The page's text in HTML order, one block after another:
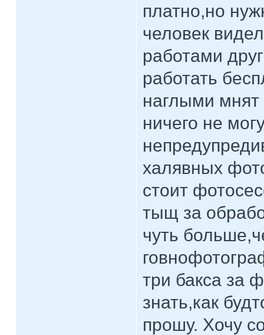
платно,но
человек
работами
работать
наглыми мнят
ничего не
халявных
стоит
тыщ за
чуть
три бакса за
знать,как
прошу. Хочу